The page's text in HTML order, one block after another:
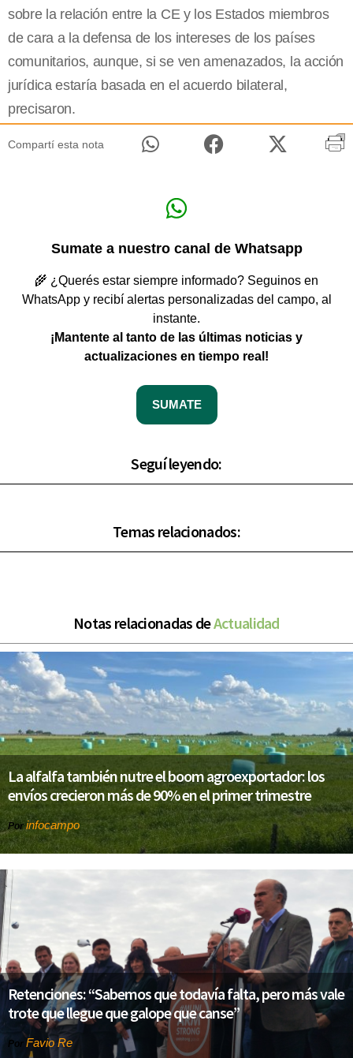
sobre la relación entre la CE y los Estados miembros
de cara a la defensa de los intereses de los países
comunitarios, aunque, si se ven amenazados, la acción
jurídica estaría basada en el acuerdo bilateral,
precisaron.
Compartí esta nota
Sumate a nuestro canal de Whatsapp
🌾 ¿Querés estar siempre informado? Seguinos en
WhatsApp y recibí alertas personalizadas del campo, al
instante.
¡Mantente al tanto de las últimas noticias y
actualizaciones en tiempo real!
SUMATE
Seguí leyendo:
Temas relacionados:
Notas relacionadas deActualidad
La alfalfa también nutre el boom agroexportador: los
envíos crecieron más de 90% en el primer trimestre
Porinfocampo
Retenciones: “Sabemos que todavía falta, pero más vale
trote que llegue que galope que canse”
Por Favio Re